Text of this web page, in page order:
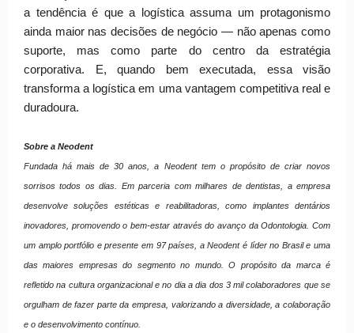
a tendência é que a logística assuma um protagonismo
ainda maior nas decisões de negócio — não apenas como
suporte, mas como parte do centro da estratégia
corporativa. E, quando bem executada, essa visão
transforma a logística em uma vantagem competitiva real e
duradoura.
Sobre a Neodent
Fundada há mais de 30 anos, a Neodent tem o propósito de criar novos
sorrisos todos os dias. Em parceria com milhares de dentistas, a empresa
desenvolve soluções estéticas e reabilitadoras, como implantes dentários
inovadores, promovendo o bem-estar através do avanço da Odontologia. Com
um amplo portfólio e presente em 97 países, a Neodent é líder no Brasil e uma
das maiores empresas do segmento no mundo. O propósito da marca é
refletido na cultura organizacional e no dia a dia dos 3 mil colaboradores que se
orgulham de fazer parte da empresa, valorizando a diversidade, a colaboração
e o desenvolvimento contínuo.